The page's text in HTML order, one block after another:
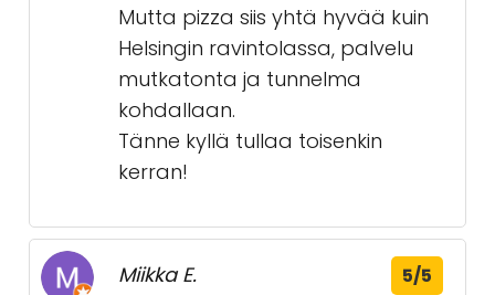
Mutta pizza siis yhtä hyvää kuin
Helsingin ravintolassa, palvelu
mutkatonta ja tunnelma
kohdallaan.
Tänne kyllä tullaa toisenkin
kerran!
Miikka E. 5/5